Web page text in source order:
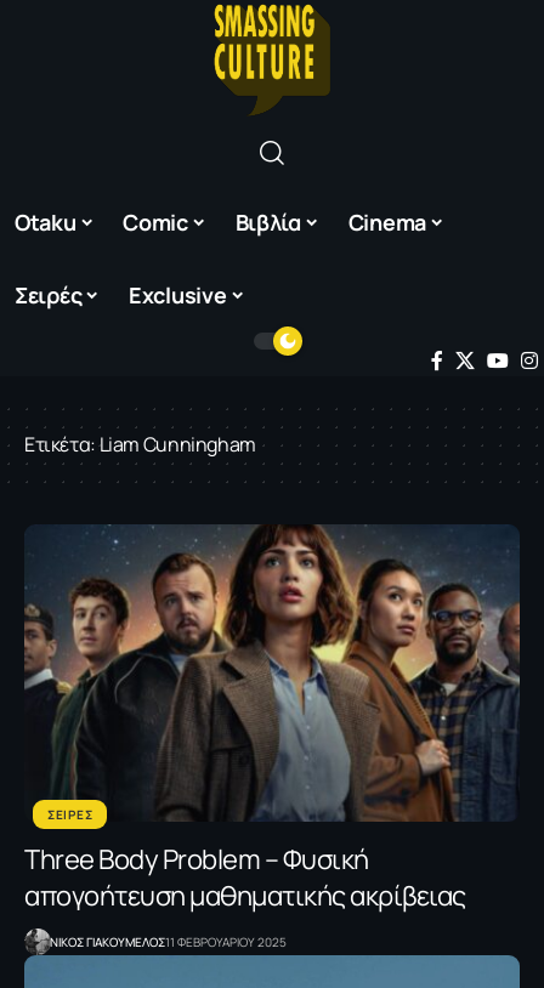
Otaku Comic Βιβλία Cinema
Σειρές Exclusive
Ετικέτα:Liam Cunningham
ΣΕΙΡΕΣ
Three Body Problem – Φυσική
απογοήτευση μαθηματικής ακρίβειας
NΙΚΟΣ ΓΙΑΚΟΥΜΕΛΟΣ11 ΦΕΒΡΟΥΑΡΙΟΥ 2025